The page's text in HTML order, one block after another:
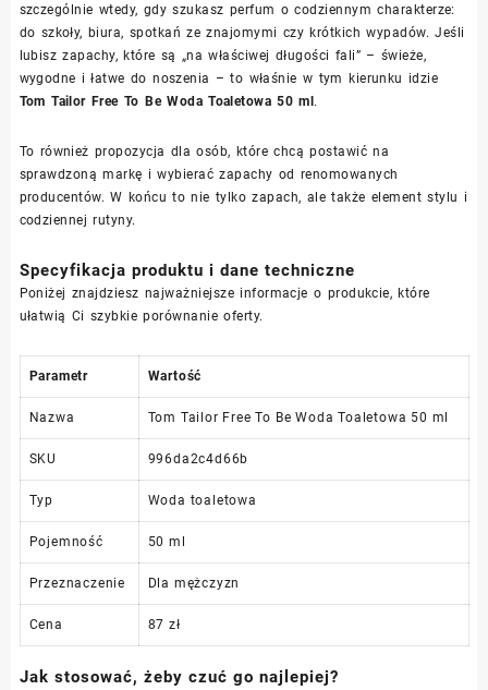
szczególnie wtedy, gdy szukasz perfum o codziennym charakterze:
do szkoły, biura, spotkań ze znajomymi czy krótkich wypadów. Jeśli
lubisz zapachy, które są „na właściwej długości fali” – świeże,
wygodne i łatwe do noszenia – to właśnie w tym kierunku idzie
Tom Tailor Free To Be Woda Toaletowa 50 ml.
To również propozycja dla osób, które chcą postawić na
sprawdzoną markę i wybierać zapachy od renomowanych
producentów. W końcu to nie tylko zapach, ale także element stylu i
codziennej rutyny.
Specyfikacja produktu i dane techniczne
Poniżej znajdziesz najważniejsze informacje o produkcie, które
ułatwią Ci szybkie porównanie oferty.
Parametr Wartość
Nazwa Tom Tailor Free To Be Woda Toaletowa 50 ml
SKU 996da2c4d66b
Typ Woda toaletowa
Pojemność 50 ml
Przeznaczenie Dla mężczyzn
Cena 87 zł
Jak stosować, żeby czuć go najlepiej?